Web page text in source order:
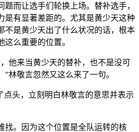
题而让选手们轮换上场。替补选手，
是有显著差距的。尤其是黄少天这种
不是黄少天出了什么状况的话，根本
这么重要的位置。
他来当黄少天的替补，也不是没可
林敬言忽然又这么来了一句。
点头，立刻明白林敬言的意思并表示
找。因为这个位置是全队运转的核